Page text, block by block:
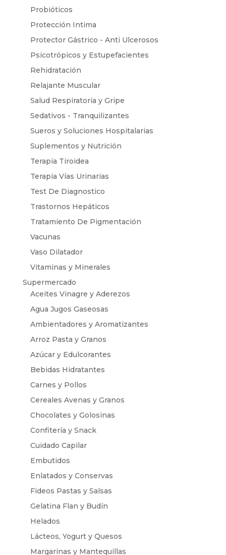
Probióticos
Protección Intima
Protector Gástrico - Anti Ulcerosos
Psicotrópicos y Estupefacientes
Rehidratación
Relajante Muscular
Salud Respiratoria y Gripe
Sedativos - Tranquilizantes
Sueros y Soluciones Hospitalarias
Suplementos y Nutrición
Terapia Tiroidea
Terapia Vías Urinarias
Test De Diagnostico
Trastornos Hepáticos
Tratamiento De Pigmentación
Vacunas
Vaso Dilatador
Vitaminas y Minerales
Supermercado
Aceites Vinagre y Aderezos
Agua Jugos Gaseosas
Ambientadores y Aromatizantes
Arroz Pasta y Granos
Azúcar y Edulcorantes
Bebidas Hidratantes
Carnes y Pollos
Cereales Avenas y Granos
Chocolates y Golosinas
Confitería y Snack
Cuidado Capilar
Embutidos
Enlatados y Conservas
Fideos Pastas y Salsas
Gelatina Flan y Budín
Helados
Lácteos, Yogurt y Quesos
Margarinas y Mantequillas